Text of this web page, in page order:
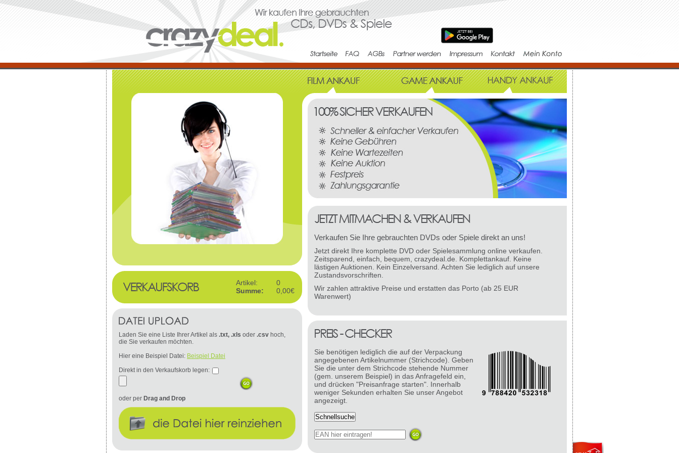
Verkaufen Sie Ihre gebrauchten DVDs oder Spiele direkt an uns!
Jetzt direkt Ihre komplette DVD oder Spielesammlung online verkaufen.
Zeitsparend, einfach, bequem, crazydeal.de. Komplettankauf. Keine
lästigen Auktionen. Kein Einzelversand. Achten Sie lediglich auf unsere
Zustandsvorschriften.
Wir zahlen attraktive Preise und erstatten das Porto (ab 25 EUR
Warenwert)
Sie benötigen lediglich die auf der Verpackung
angegebenen Artikelnummer (Strichcode). Geben
Sie die unter dem Strichcode stehende Nummer
(gem. unserem Beispiel) in das Anfragefeld ein,
und drücken "Preisanfrage starten". Innerhalb
weniger Sekunden erhalten Sie unser Angebot
angezeigt.
Artikel:
0
Summe:
0,00€
Laden Sie eine Liste Ihrer Artikel als .txt, .xls oder .csv hoch,
die Sie verkaufen möchten.
Hier eine Beispiel Datei: Beispiel Datei
Direkt in den Verkaufskorb legen:
oder per Drag and Drop